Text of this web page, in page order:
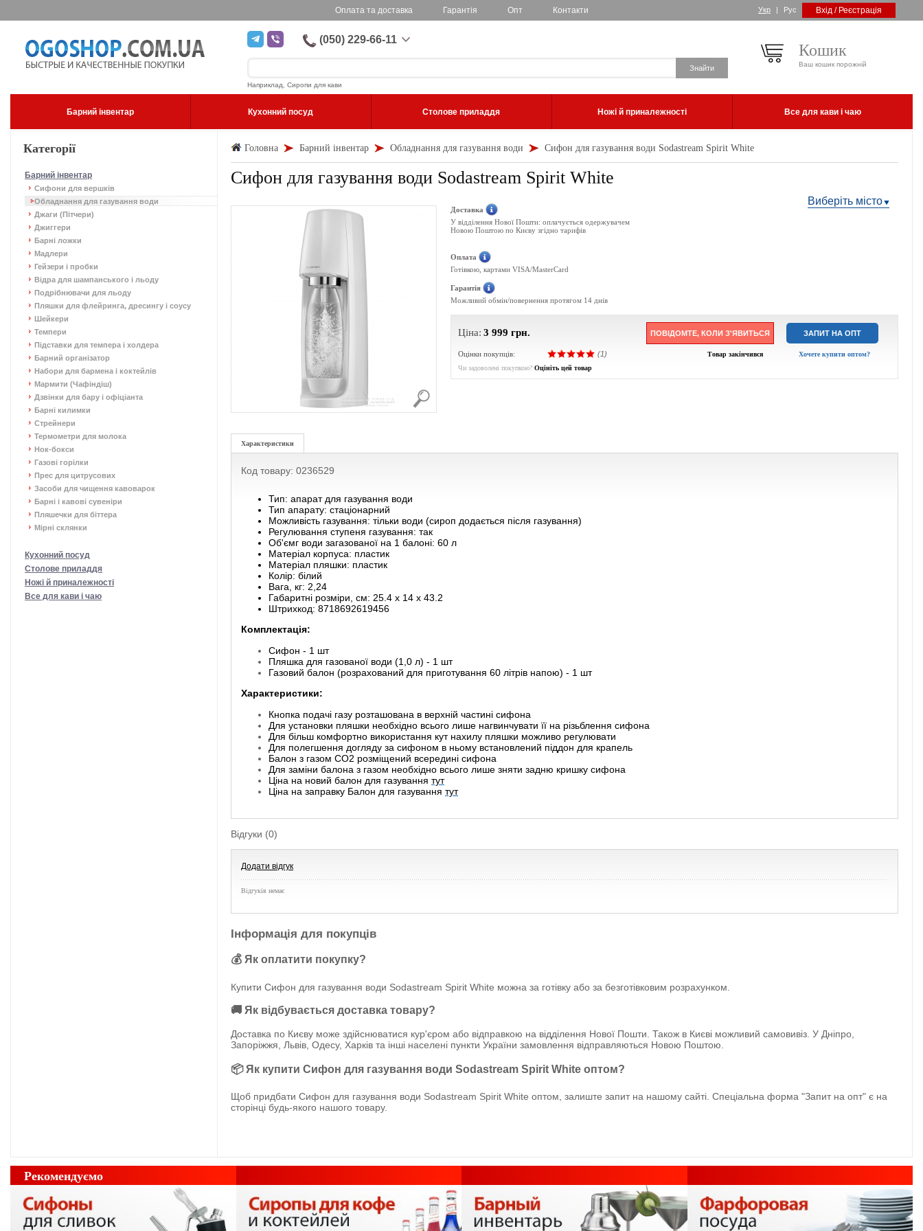
Оплата та доставка Гарантія Опт Контакти Укр | Рус Вхід / Реєстрація
(050) 229-66-11
Наприклад, Сиропи для кави
Кошик
Ваш кошик порожній
Барний інвентар Кухонний посуд Столове приладдя Ножі й приналежності Все для кави і чаю
Категорії
Барний інвентар
Сифони для вершків
Обладнання для газування води
Джаги (Пітчери)
Джиггери
Барні ложки
Мадлери
Гейзери і пробки
Відра для шампанського і льоду
Подрібнювачи для льоду
Пляшки для флейринга, дресингу і соусу
Шейкери
Темпери
Підставки для темпера і холдера
Барний організатор
Набори для бармена і коктейлів
Мармити (Чафіндіш)
Дзвінки для бару і офіціанта
Барні килимки
Стрейнери
Термометри для молока
Нок-бокси
Газові горілки
Прес для цитрусових
Засоби для чищення кавоварок
Барні і кавові сувеніри
Пляшечки для біттера
Мірні склянки
Кухонний посуд
Столове приладдя
Ножі й приналежності
Все для кави і чаю
Головна Барний інвентар Обладнання для газування води Сифон для газування води Sodastream Spirit White
Сифон для газування води Sodastream Spirit White
Виберіть місто
Доставка
У відділення Нової Пошти: оплачується одержувачем
Новою Поштою по Києву згідно тарифів
Оплата
Готівкою, картами VISA/MasterCard
Гарантія
Можливий обмін/повернення протягом 14 днів
Ціна: 3 999 грн. ПОВІДОМТЕ, КОЛИ З'ЯВИТЬСЯ ЗАПИТ НА ОПТ
Оцінки покупців: (1) Товар закінчився
Хочете купити оптом?
Чи задоволені покупкою? Оцініть цей товар
Характеристики
Код товару: 0236529
Тип: апарат для газування води
Тип апарату: стаціонарний
Можливість газування: тільки води (сироп додається після газування)
Регулювання ступеня газування: так
Об'ємг води загазованої на 1 балоні: 60 л
Матеріал корпуса: пластик
Матеріал пляшки: пластик
Колір: білий
Вага, кг: 2,24
Габаритні розміри, см: 25.4 x 14 x 43.2
Штрихкод: 8718692619456
Комплектація:
Сифон - 1 шт
Пляшка для газованої води (1,0 л) - 1 шт
Газовий балон (розрахований для приготування 60 літрів напою) - 1 шт
Характеристики:
Кнопка подачі газу розташована в верхній частині сифона
Для установки пляшки необхідно всього лише нагвинчувати її на різьблення сифона
Для більш комфортно використання кут нахилу пляшки можливо регулювати
Для полегшення догляду за сифоном в ньому встановлений піддон для крапель
Балон з газом CO2 розміщений всередині сифона
Для заміни балона з газом необхідно всього лише зняти задню кришку сифона
Ціна на новий балон для газування тут
Ціна на заправку Балон для газування тут
Відгуки (0)
Додати відгук
Відгуків немає
Інформація для покупців
💰 Як оплатити покупку?
Купити Сифон для газування води Sodastream Spirit White можна за готівку або за безготівковим розрахунком.
🚚 Як відбувається доставка товару?
Доставка по Києву може здійснюватися кур'єром або відправкою на відділення Нової Пошти. Також в Києві можливий самовивіз. У Дніпро,
Запоріжжя, Львів, Одесу, Харків та інші населені пункти України замовлення відправляються Новою Поштою.
📦 Як купити Сифон для газування води Sodastream Spirit White оптом?
Щоб придбати Сифон для газування води Sodastream Spirit White оптом, залиште запит на нашому сайті. Спеціальна форма "Запит на опт" є на
сторінці будь-якого нашого товару.
Рекомендуємо